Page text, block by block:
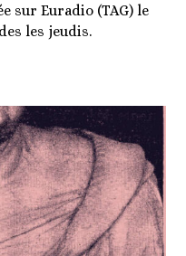
sur Euradio (TAG) le
les jeudis.